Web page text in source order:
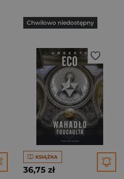
Chwilowo niedostępny
KSIĄŻKA
36,75 zł